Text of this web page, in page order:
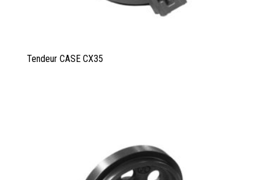
Tendeur CASE CX35